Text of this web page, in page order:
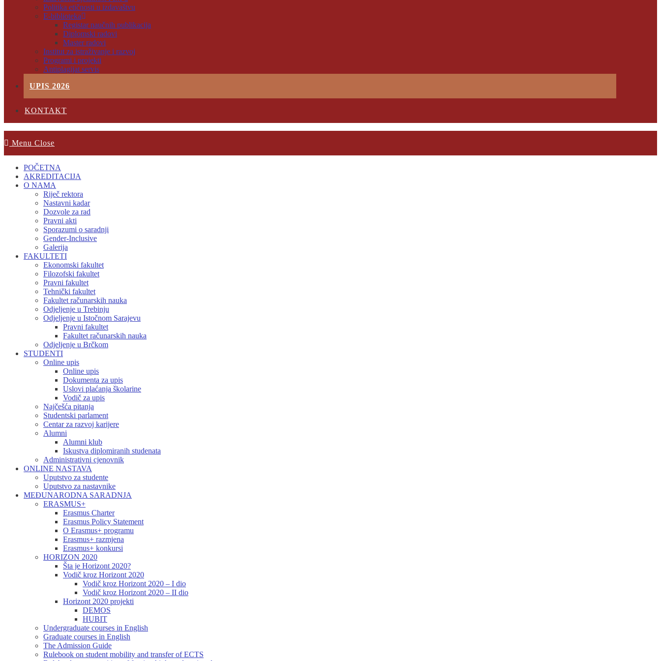
Politika etičnosti u izdavaštvu
E-biblioteka
Registar naučnih publikacija
Diplomski radovi
Master radovi
Institut za istraživanje i razvoj
Programi i projekti
Antiplagijat servis
UPIS 2026
KONTAKT
Menu Close
POČETNA
AKREDITACIJA
O NAMA
Riječ rektora
Nastavni kadar
Dozvole za rad
Pravni akti
Sporazumi o saradnji
Gender-Inclusive
Galerija
FAKULTETI
Ekonomski fakultet
Filozofski fakultet
Pravni fakultet
Tehnički fakultet
Fakultet računarskih nauka
Odjeljenje u Trebinju
Odjeljenje u Istočnom Sarajevu
Pravni fakultet
Fakultet računarskih nauka
Odjeljenje u Brčkom
STUDENTI
Online upis
Online upis
Dokumenta za upis
Uslovi plaćanja školarine
Vodič za upis
Najčešća pitanja
Studentski parlament
Centar za razvoj karijere
Alumni
Alumni klub
Iskustva diplomiranih studenata
Administrativni cjenovnik
ONLINE NASTAVA
Uputstvo za studente
Uputstvo za nastavnike
MEĐUNARODNA SARADNJA
ERASMUS+
Erasmus Charter
Erasmus Policy Statement
O Erasmus+ programu
Erasmus+ razmjena
Erasmus+ konkursi
HORIZON 2020
Šta je Horizont 2020?
Vodič kroz Horizont 2020
Vodič kroz Horizont 2020 – I dio
Vodič kroz Horizont 2020 – II dio
Horizont 2020 projekti
DEMOS
HUBIT
Undergraduate courses in English
Graduate courses in English
The Admission Guide
Rulebook on student mobility and transfer of ECTS